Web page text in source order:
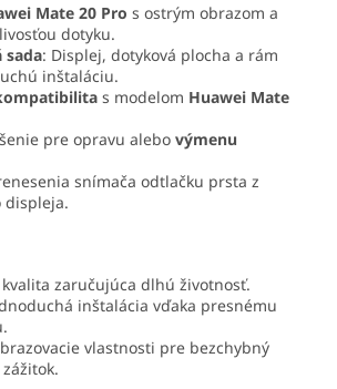
Mate 20 Pro s ostrým obrazom a
dotyku.
sada: Displej, dotyková plocha a rám
inštaláciu.
s modelom Huawei Mate
pre opravu alebo výmenu
snímača odtlačku prsta z
displeja.
zaručujúca dlhú životnosť.
inštalácia vďaka presnému
vlastnosti pre bezchybný